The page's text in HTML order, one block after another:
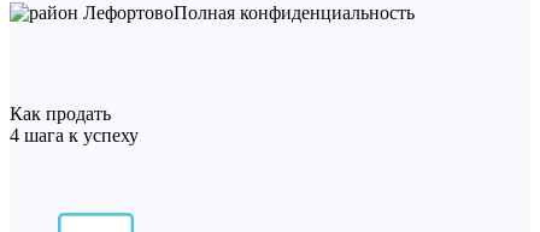
Полная конфиденциальность
Как продать
4 шага к успеху